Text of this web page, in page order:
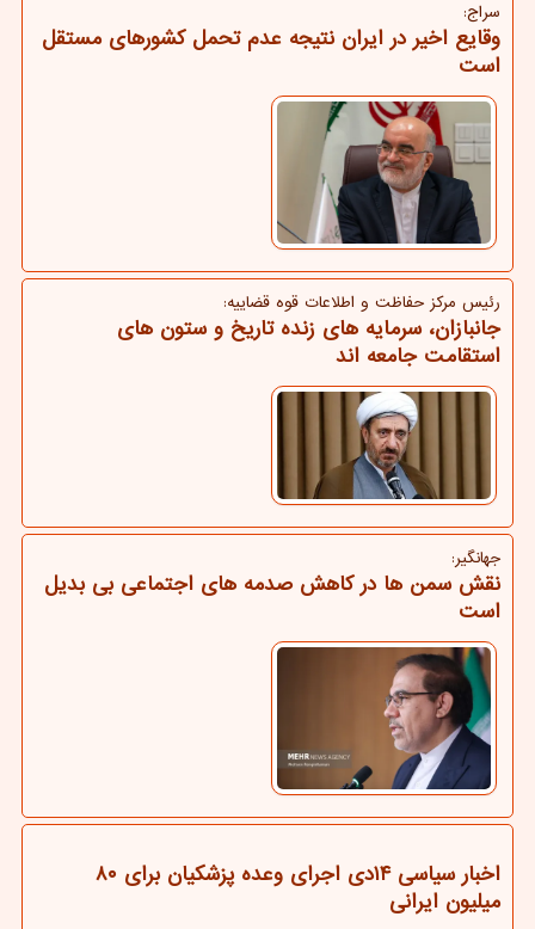
سراج:
وقایع اخیر در ایران نتیجه عدم تحمل کشورهای مستقل
است
رئیس مركز حفاظت و اطلاعات قوه قضاییه:
جانبازان، سرمایه های زنده تاریخ و ستون های
استقامت جامعه اند
جهانگیر:
نقش سمن ها در کاهش صدمه های اجتماعی بی بدیل
است
اخبار سیاسی ۱۴دی اجرای وعده پزشکیان برای ۸۰
میلیون ایرانی